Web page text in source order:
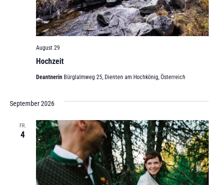
Hochzeit
August 29
Deantnerin Bürglalmweg 25, Dienten am Hochkönig, Österreich
September 2026
FR.
4